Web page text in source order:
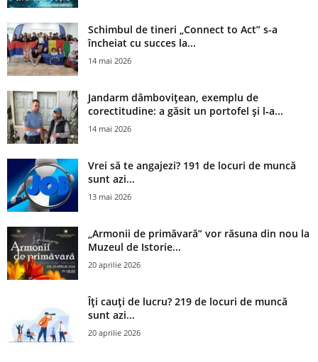
Schimbul de tineri „Connect to Act” s-a
încheiat cu succes la...
14 mai 2026
Jandarm dâmbovițean, exemplu de
corectitudine: a găsit un portofel și l‑a...
14 mai 2026
Vrei să te angajezi? 191 de locuri de muncă
sunt azi...
13 mai 2026
„Armonii de primăvară” vor răsuna din nou la
Muzeul de Istorie...
20 aprilie 2026
Îți cauți de lucru? 219 de locuri de muncă
sunt azi...
20 aprilie 2026